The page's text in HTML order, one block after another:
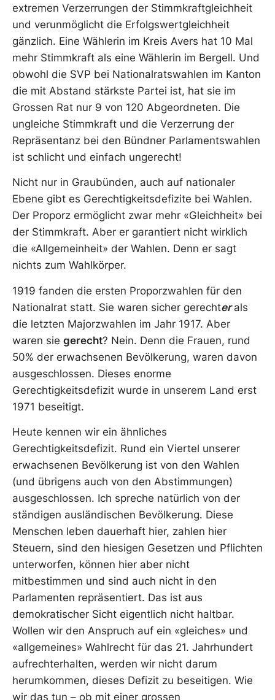
extremen Verzerrungen der Stimmkraftgleichheit
und verunmöglicht die Erfolgswertgleichheit
gänzlich. Eine Wählerin im Kreis Avers hat 10 Mal
mehr Stimmkraft als eine Wählerin im Bergell. Und
obwohl die SVP bei Nationalratswahlen im Kanton
die mit Abstand stärkste Partei ist, hat sie im
Grossen Rat nur 9 von 120 Abgeordneten. Die
ungleiche Stimmkraft und die Verzerrung der
Repräsentanz bei den Bündner Parlamentswahlen
ist schlicht und einfach ungerecht!
Nicht nur in Graubünden, auch auf nationaler
Ebene gibt es Gerechtigkeitsdefizite bei Wahlen.
Der Proporz ermöglicht zwar mehr «Gleichheit» bei
der Stimmkraft. Aber er garantiert nicht wirklich
die «Allgemeinheit» der Wahlen. Denn er sagt
nichts zum Wahlkörper.
1919 fanden die ersten Proporzwahlen für den
Nationalrat statt. Sie waren sicher gerechterals
die letzten Majorzwahlen im Jahr 1917. Aber
waren sie gerecht? Nein. Denn die Frauen, rund
50% der erwachsenen Bevölkerung, waren davon
ausgeschlossen. Dieses enorme
Gerechtigkeitsdefizit wurde in unserem Land erst
1971 beseitigt.
Heute kennen wir ein ähnliches
Gerechtigkeitsdefizit. Rund ein Viertel unserer
erwachsenen Bevölkerung ist von den Wahlen
(und übrigens auch von den Abstimmungen)
ausgeschlossen. Ich spreche natürlich von der
ständigen ausländischen Bevölkerung. Diese
Menschen leben dauerhaft hier, zahlen hier
Steuern, sind den hiesigen Gesetzen und Pflichten
unterworfen, können hier aber nicht
mitbestimmen und sind auch nicht in den
Parlamenten repräsentiert. Das ist aus
demokratischer Sicht eigentlich nicht haltbar.
Wollen wir den Anspruch auf ein «gleiches» und
«allgemeines» Wahlrecht für das 21. Jahrhundert
aufrechterhalten, werden wir nicht darum
herumkommen, dieses Defizit zu beseitigen. Wie
wir das tun – ob mit einer grossen